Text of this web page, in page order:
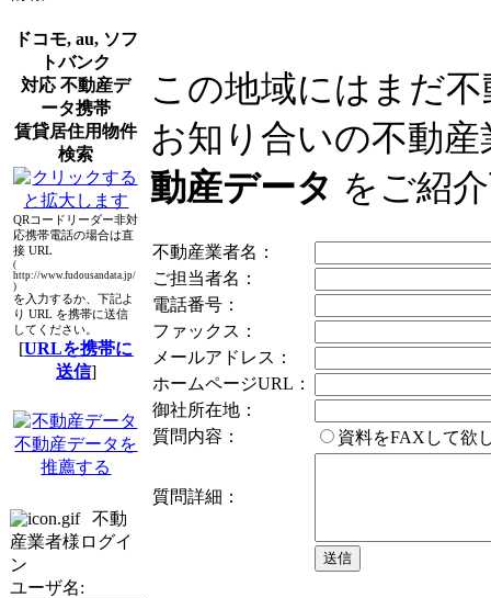
ドコモ, au, ソフ
トバンク
対応 不動産デ
ータ携帯
賃貸居住用物件
検索
QRコードリーダー非対
応携帯電話の場合は直
接 URL
(
http://www.fudousandata.jp/
)
を入力するか、下記よ
り URL を携帯に送信
してください。
[URLを携帯に
送信]
不動産データを
推薦する
不動
産業者様ログイ
ン
ユーザ名:
この地域にはまだ
お知り合いの不動
動産データ をご紹
不動産業者名：
ご担当者名：
電話番号：
ファックス：
メールアドレス：
ホームページURL：
御社所在地：
質問内容：
資料をFAXして
質問詳細：